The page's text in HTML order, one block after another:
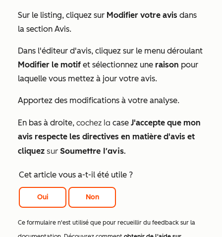
Sur le listing, cliquez sur Modifier votre avis dans
la section Avis.
Dans l'éditeur d'avis, cliquez sur le menu déroulant
Modifier le motif et sélectionnez une raison pour
laquelle vous mettez à jour votre avis.
Apportez des modifications à votre analyse.
En bas à droite, cochez la case J'accepte que mon
avis respecte les directives en matière d'avis et
cliquez sur Soumettre l'avis.
Cet article vous a-t-il été utile ?
Oui Non
Ce formulaire n'est utilisé que pour recueillir du feedback sur la